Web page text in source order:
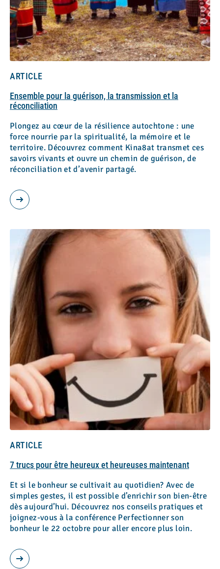
ARTICLE
Ensemble pour la guérison, la transmission et la
réconciliation
Plongez au cœur de la résilience autochtone : une
force nourrie par la spiritualité, la mémoire et le
territoire. Découvrez comment Kina8at transmet ces
savoirs vivants et ouvre un chemin de guérison, de
réconciliation et d’avenir partagé.
ARTICLE
7 trucs pour être heureux et heureuses maintenant
Et si le bonheur se cultivait au quotidien? Avec de
simples gestes, il est possible d’enrichir son bien-être
dès aujourd’hui. Découvrez nos conseils pratiques et
joignez-vous à la conférence Perfectionner son
bonheur le 22 octobre pour aller encore plus loin.